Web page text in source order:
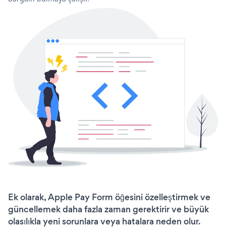
Ek olarak, Apple Pay Form öğesini özelleştirmek ve
güncellemek daha fazla zaman gerektirir ve büyük
olasılıkla yeni sorunlara veya hatalara neden olur.